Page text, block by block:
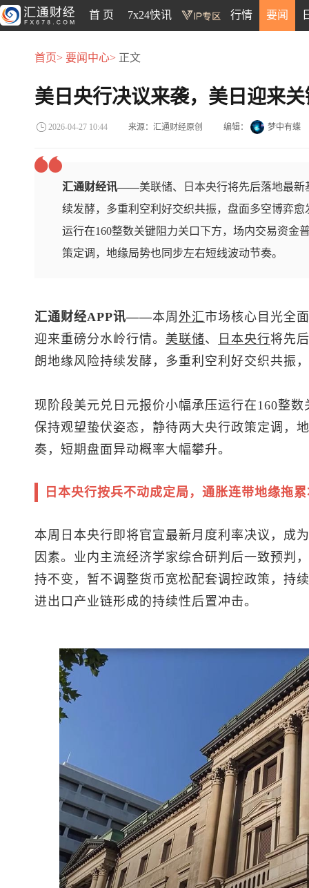
首 页 7x24快讯 行情 要闻
首页> 要闻中心> 正文
美日央行决议来袭，美日迎来
2026-04-27 10:44 来源：汇通财经原创 编辑： 梦中有蝶
汇通财经讯——美联储、日本央行将先后落地最
续发酵，多重利空利好交织共振，盘面多空博弈
运行在160整数关键阻力关口下方，场内交易资金
策定调，地缘局势也同步左右短线波动节奏。
汇通财经APP讯——本周 外汇市场核心目光全
迎来重磅分水岭行情。 美联储、 日本央行将先
朗地缘风险持续发酵，多重利空利好交织共振
现阶段美元兑日元报价小幅承压运行在160整
保持观望蛰伏姿态，静待两大央行政策定调，
奏，短期盘面异动概率大幅攀升。
日本央行按兵不动成定局，通胀连带地缘拖
本周日本央行即将官宣最新月度利率决议，成
因素。业内主流经济学家综合研判后一致预判
持不变，暂不调整货币宽松配套调控政策，持
进出口产业链形成的持续性后置冲击。